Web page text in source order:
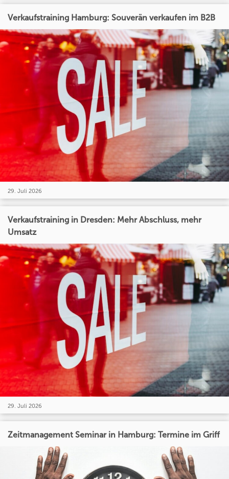
Verkaufstraining Hamburg: Souverän verkaufen im B2B
29. Juli 2026
Verkaufstraining in Dresden: Mehr Abschluss, mehr
Umsatz
29. Juli 2026
Zeitmanagement Seminar in Hamburg: Termine im Griff